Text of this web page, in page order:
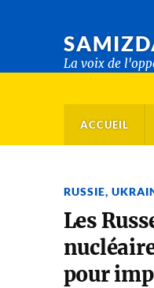
La voix de
ACCUEIL
RUSSIE,
Les
pour